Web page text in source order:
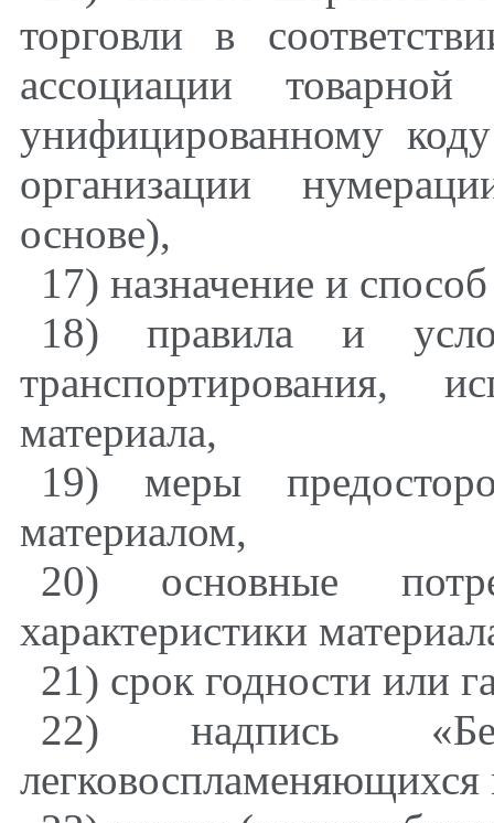
торговли в
ассоциации
унифицированному
организации
основе),
17) назначение и
18) правила и
транспортирования,
материала,
19) меры
материалом,
20) основные
характеристики
21) срок годности или
22) надпись
легковоспламеняющихся